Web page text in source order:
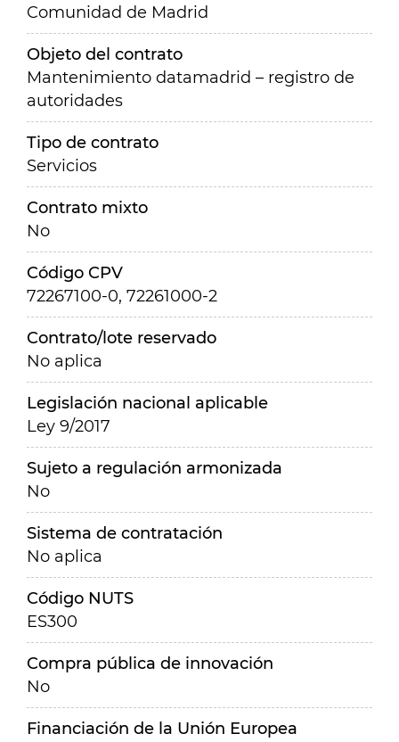
Comunidad de Madrid
Objeto del contrato
Mantenimiento datamadrid – registro de
autoridades
Tipo de contrato
Servicios
Contrato mixto
No
Código CPV
72267100-0, 72261000-2
Contrato/lote reservado
No aplica
Legislación nacional aplicable
Ley 9/2017
Sujeto a regulación armonizada
No
Sistema de contratación
No aplica
Código NUTS
ES300
Compra pública de innovación
No
Financiación de la Unión Europea